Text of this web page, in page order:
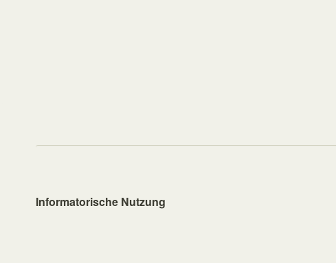
Informatorische Nutzung